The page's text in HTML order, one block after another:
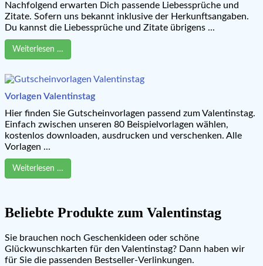
Nachfolgend erwarten Dich passende Liebessprüche und
Zitate. Sofern uns bekannt inklusive der Herkunftsangaben.
Du kannst die Liebessprüche und Zitate übrigens ...
Weiterlesen …
Vorlagen Valentinstag
Hier finden Sie Gutscheinvorlagen passend zum Valentinstag.
Einfach zwischen unseren 80 Beispielvorlagen wählen,
kostenlos downloaden, ausdrucken und verschenken. Alle
Vorlagen ...
Weiterlesen …
Beliebte Produkte zum Valentinstag
Sie brauchen noch Geschenkideen oder schöne
Glückwunschkarten für den Valentinstag? Dann haben wir
für Sie die passenden Bestseller-Verlinkungen.